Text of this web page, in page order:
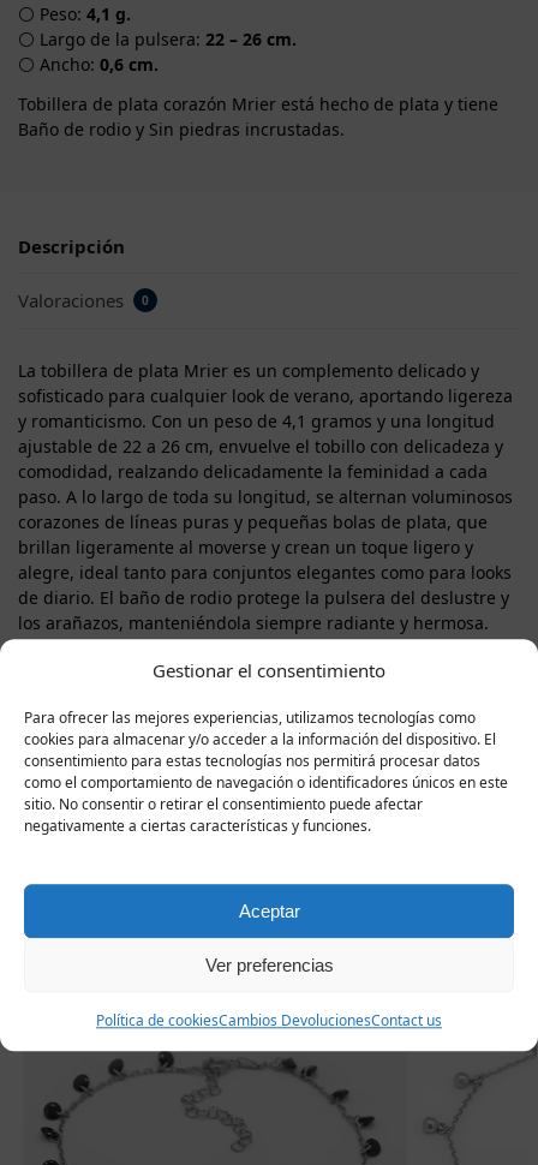
Gestionar el consentimiento
Para ofrecer las mejores experiencias, utilizamos tecnologías como
cookies para almacenar y/o acceder a la información del dispositivo. El
consentimiento para estas tecnologías nos permitirá procesar datos
como el comportamiento de navegación o identificadores únicos en este
sitio. No consentir o retirar el consentimiento puede afectar
negativamente a ciertas características y funciones.
Aceptar
Ver preferencias
Política de cookiesCambios DevolucionesContact us
⚪ Peso: 4,1 g.
⚪ Largo de la pulsera: 22 – 26 cm.
⚪ Ancho: 0,6 cm.
Tobillera de plata corazón Mrier está hecho de plata y tiene
Baño de rodio y Sin piedras incrustadas.
Descripción
Valoraciones 0
La tobillera de plata Mrier es un complemento delicado y
sofisticado para cualquier look de verano, aportando ligereza
y romanticismo. Con un peso de 4,1 gramos y una longitud
ajustable de 22 a 26 cm, envuelve el tobillo con delicadeza y
comodidad, realzando delicadamente la feminidad a cada
paso. A lo largo de toda su longitud, se alternan voluminosos
corazones de líneas puras y pequeñas bolas de plata, que
brillan ligeramente al moverse y crean un toque ligero y
alegre, ideal tanto para conjuntos elegantes como para looks
de diario. El baño de rodio protege la pulsera del deslustre y
los arañazos, manteniéndola siempre radiante y hermosa.
de plata 925 y en una elegante caja de regalo, lista para
aporta ternura, brillo y romanticismo a cada paso.
relacionados